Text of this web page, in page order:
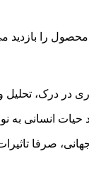
را بازدید
در درک،
حیات انسانی به
صرفا